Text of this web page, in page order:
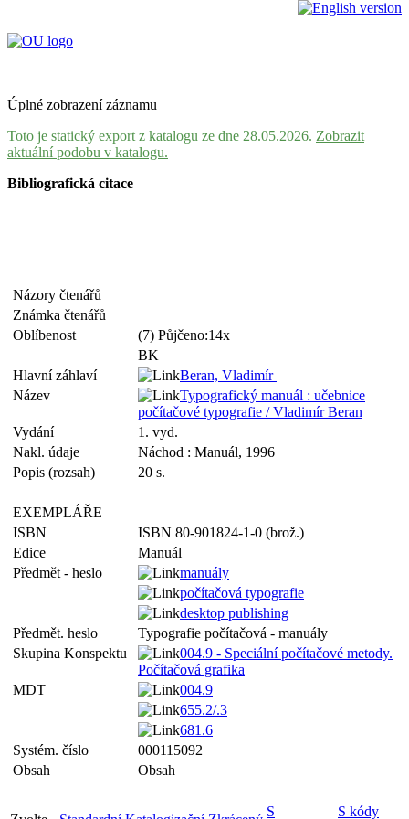
Úplné zobrazení záznamu
Toto je statický export z katalogu ze dne 28.05.2026. Zobrazit
aktuální podobu v katalogu.
Bibliografická citace
Názory čtenářů
Známka čtenářů
Oblíbenost
(7) Půjčeno:14x
BK
Hlavní záhlaví
Beran, Vladimír
Název
Typografický manuál : učebnice
počítačové typografie / Vladimír Beran
Vydání
1. vyd.
Nakl. údaje
Náchod : Manuál, 1996
Popis (rozsah)
20 s.
EXEMPLÁŘE
ISBN
ISBN 80-901824-1-0 (brož.)
Edice
Manuál
Předmět - heslo
manuály
počítačová typografie
desktop publishing
Předmět. heslo
Typografie počítačová - manuály
Skupina Konspektu
004.9 - Speciální počítačové metody.
Počítačová grafika
MDT
004.9
655.2/.3
681.6
Systém. číslo
000115092
Obsah
Obsah
S S kódy